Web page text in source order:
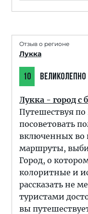
Отзыв о регионе
Лукка
10 ВЕЛИКОЛЕПНО
Лукка - город с
Путешествуя
посоветовать
включенных во
маршруты,
Город, о
колоритные и
рассказать не
туристами
вы